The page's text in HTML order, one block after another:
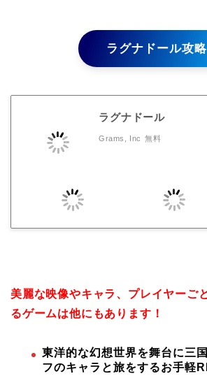
ラグナドール攻略
ラグナドール
Grams, Inc 無料
美麗な映像やキャラ、プレイヤーご
るゲームは他にもあります！
東洋的な幻想世界を舞台に三
フのキャラと旅をするお手軽